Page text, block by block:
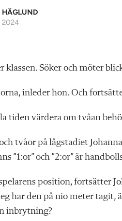
HÄGLUND
2024
klassen. Söker och möter
inleder hon. Och
tiden värdera om tvåan
tvåor på lågstadiet
”1:or” och ”2:or” är
position, fortsätter
har den på nio meter tagit,
inbrytning?